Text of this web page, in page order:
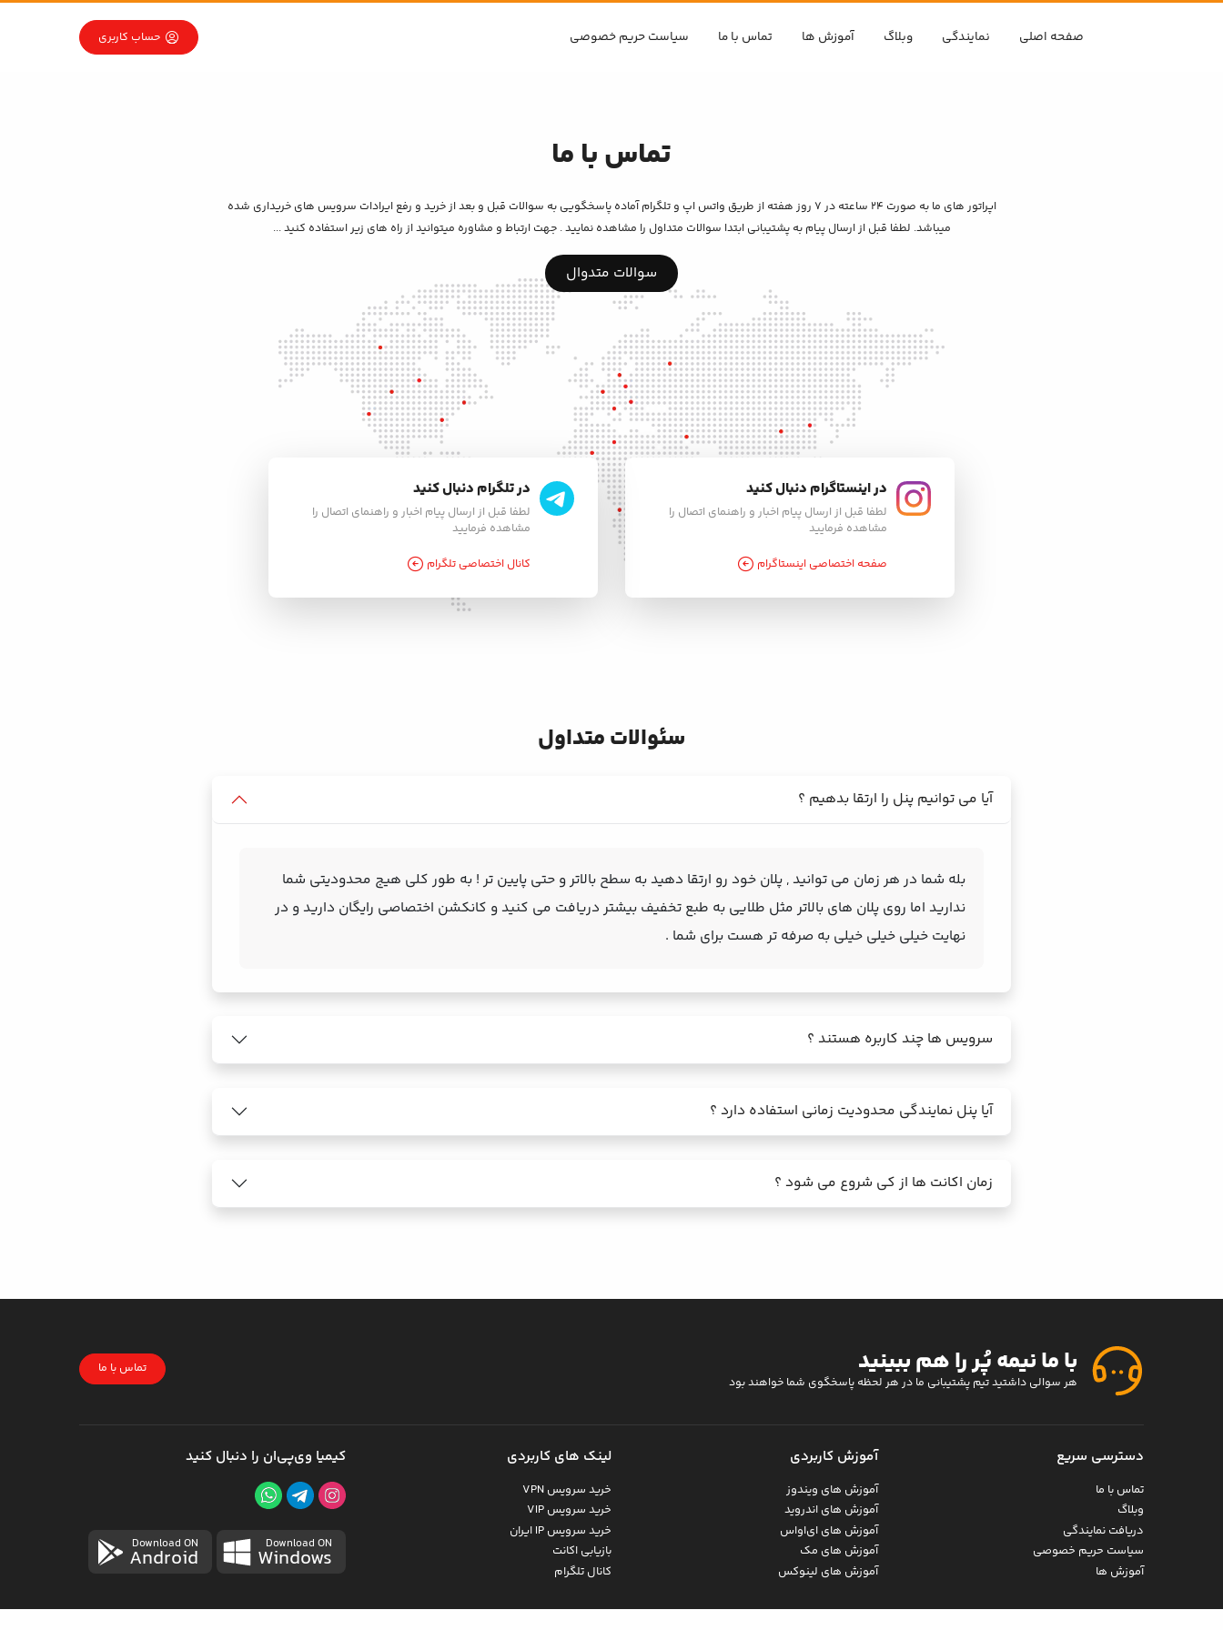
برو به فهرست
برو به محتوا
صفحه اصلی نمایندگی وبلاگ آموزش ها تماس با ما سیاست حریم خصوصی حساب کاربری
تماس با ما
اپراتور های ما به صورت ۲۴ ساعته در ۷ روز هفته از طریق واتس اپ و تلگرام آماده پاسخگویی به سوالات قبل و بعد از خرید و رفع ایرادات سرویس های خریداری شده
میباشد. لطفا قبل از ارسال پیام به پشتیبانی ابتدا سوالات متداول را مشاهده نمایید . جهت ارتباط و مشاوره میتوانید از راه های زیر استفاده کنید ...
سوالات متدوال
در اینستاگرام دنبال کنید
لطفا قبل از ارسال پیام اخبار و راهنمای اتصال را
مشاهده فرمایید
صفحه اختصاصی اینستاگرام
در تلگرام دنبال کنید
لطفا قبل از ارسال پیام اخبار و راهنمای اتصال را
مشاهده فرمایید
کانال اختصاصی تلگرام
سئوالات متداول
آیا می توانیم پنل را ارتقا بدهیم ؟
بله شما در هر زمان می توانید , پلان خود رو ارتقا دهید به سطح بالاتر و حتی پایین تر ! به طور کلی هیج محدودیتی شما
ندارید اما روی پلان های بالاتر مثل طلایی به طبع تخفیف بیشتر دریافت می کنید و کانکشن اختصاصی رایگان دارید و در
نهایت خیلی خیلی خیلی به صرفه تر هست برای شما .
سرویس ها چند کاربره هستند ؟
آیا پنل نمایندگی محدودیت زمانی استفاده دارد ؟
زمان اکانت ها از کی شروع می شود ؟
با ما نیمه پُر را هم ببینید
هر سوالی داشتید تیم پشتیبانی ما در هر لحظه پاسخگوی شما خواهند بود
تماس با ما
دسترسی سریع
تماس با ما
وبلاگ
دریافت نمایندگی
سیاست حریم خصوصی
آموزش ها
آموزش کاربردی
آموزش های ویندوز
آموزش های اندروید
آموزش های ای‌اواس
آموزش های مک
آموزش های لینوکس
لینک های کاربردی
خرید سرویس VPN
خرید سرویس VIP
خرید سرویس IP ایران
بازیابی اکانت
کانال تلگرام
کیمیا وی‌پی‌ان را دنبال کنید
Download ON
Windows
Download ON
Android